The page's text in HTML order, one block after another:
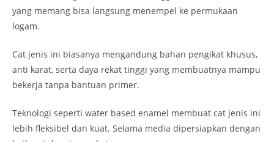
yang memang bisa langsung menempel ke permukaan
logam.
Cat jenis ini biasanya mengandung bahan pengikat khusus,
anti karat, serta daya rekat tinggi yang membuatnya mampu
bekerja tanpa bantuan primer.
Teknologi seperti water based enamel membuat cat jenis ini
lebih fleksibel dan kuat. Selama media dipersiapkan dengan